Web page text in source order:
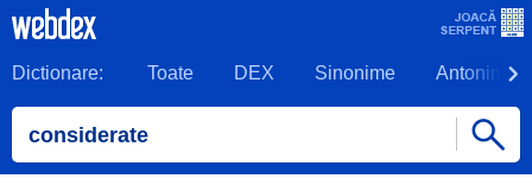
Dictionare: Toate DEX Sinonime Antonime